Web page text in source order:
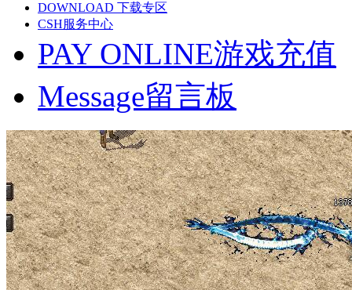
DOWNLOAD 下载专区
CSH服务中心
PAY ONLINE游戏充值
Message留言板